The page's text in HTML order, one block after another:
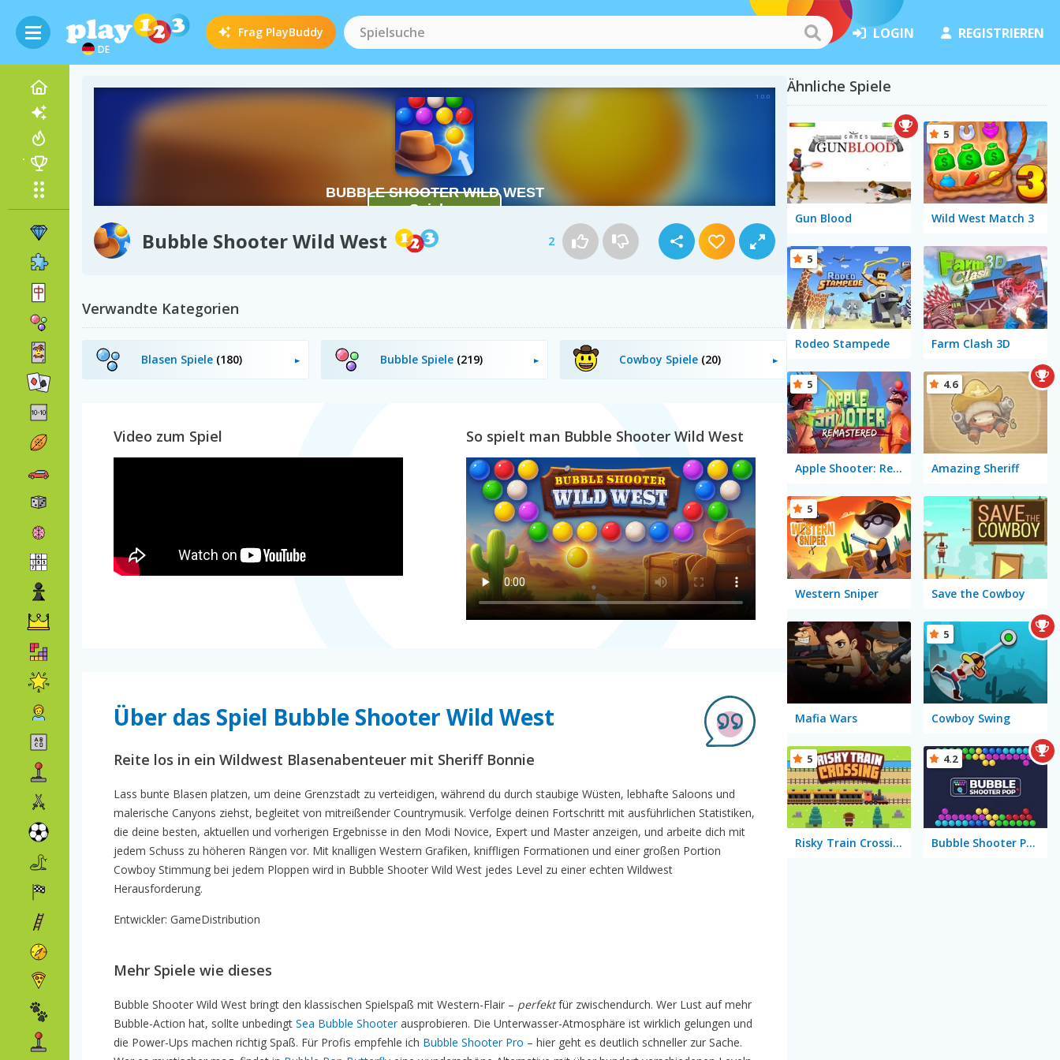
DE
Frag PlayBuddy LOGIN REGISTRIEREN
Bubble Shooter Wild West 2
Verwandte Kategorien
Blasen Spiele (180) Bubble Spiele (219) Cowboy Spiele (20)
Video zum Spiel So spielt man Bubble Shooter Wild West
Über das Spiel Bubble Shooter Wild West
Reite los in ein Wildwest Blasenabenteuer mit Sheriff Bonnie
Lass bunte Blasen platzen, um deine Grenzstadt zu verteidigen, während du durch staubige Wüsten, lebhafte Saloons und
malerische Canyons ziehst, begleitet von mitreißender Countrymusik. Verfolge deinen Fortschritt mit ausführlichen Statistiken,
die deine besten, aktuellen und vorherigen Ergebnisse in den Modi Novice, Expert und Master anzeigen, und arbeite dich mit
jedem Schuss zu höheren Rängen vor. Mit knalligen Western Grafiken, kniffligen Formationen und einer großen Portion
Cowboy Stimmung bei jedem Ploppen wird in Bubble Shooter Wild West jedes Level zu einer echten Wildwest
Herausforderung.
Entwickler: GameDistribution
Mehr Spiele wie dieses
Bubble Shooter Wild West bringt den klassischen Spielspaß mit Western-Flair – perfektfür zwischendurch. Wer Lust auf mehr
Bubble-Action hat, sollte unbedingt Sea Bubble Shooterausprobieren. Die Unterwasser-Atmosphäre ist wirklich gelungen und
die Power-Ups machen richtig Spaß. Für Profis empfehle ich Bubble Shooter Pro – hier geht es deutlich schneller zur Sache.
Ähnliche Spiele
Gun Blood Wild West Match 3
5
Rodeo Stampede
5
Farm Clash 3D
Apple Shooter: Remastered
5
Amazing Sheriff
4.6
Western Sniper
5
Save the Cowboy
Mafia Wars Cowboy Swing
5
Risky Train Crossing
5
Bubble Shooter Pop
4.2